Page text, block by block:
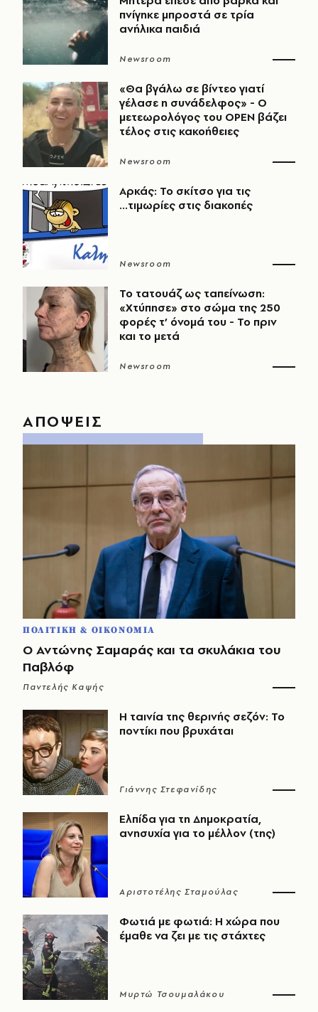
πνίγηκε μπροστά σε τρία
ανήλικα παιδιά
Newsroom
«Θα βγάλω σε βίντεο γιατί
γέλασε η συνάδελφος» - Ο
μετεωρολόγος του OPEN βάζει
τέλος στις κακοήθειες
Newsroom
Αρκάς: Το σκίτσο για τις
...τιμωρίες στις διακοπές
Newsroom
Το τατουάζ ως ταπείνωση:
«Χτύπησε» στο σώμα της 250
φορές τ’ όνομά του - Το πριν
και το μετά
Newsroom
ΑΠΟΨΕΙΣ
ΠΟΛΙΤΙΚΗ & ΟΙΚΟΝΟΜΙΑ
Ο Αντώνης Σαμαράς και τα σκυλάκια του
Παβλόφ
Παντελής Καψής
Η ταινία της θερινής σεζόν: Το
ποντίκι που βρυχάται
Γιάννης Στεφανίδης
Ελπίδα για τη Δημοκρατία,
ανησυχία για το μέλλον (της)
Αριστοτέλης Σταμούλας
Φωτιά με φωτιά: Η χώρα που
έμαθε να ζει με τις στάχτες
Μυρτώ Τσουμαλάκου